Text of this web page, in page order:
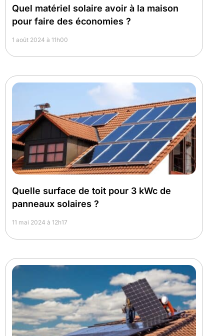
Quel matériel solaire avoir à la maison
pour faire des économies ?
1 août 2024 à 11h00
Quelle surface de toit pour 3 kWc de
panneaux solaires ?
11 mai 2024 à 12h17